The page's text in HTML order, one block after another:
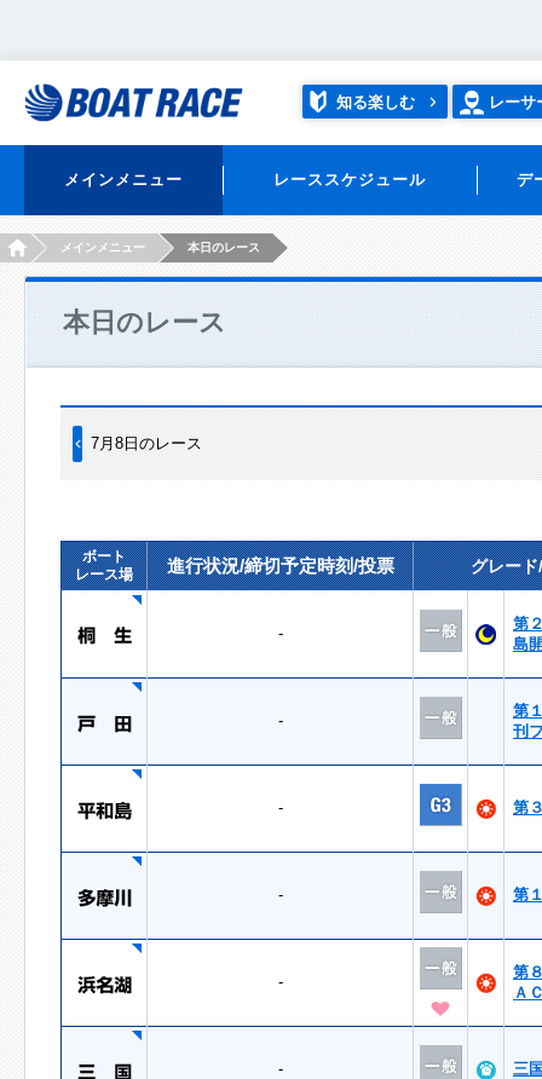
知る楽しむ レーサ
メインメニュー レーススケジュール デ
HOMEメインメニュー 本日のレース
本日のレース
7月8日のレース
ボート
レース場
進行状況/締切予定時刻/投票 グレー
-
第
島
-
第
刊
- 第
- 第
-
第
Ａ
- 三